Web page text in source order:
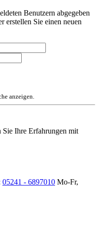
Benutzern abgegeben
erstellen Sie einen neuen
anzeigen.
Ihre Erfahrungen mit
05241 - 6897010 Mo-Fr,